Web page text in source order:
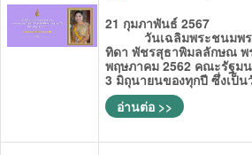
21 กุมภาพันธ์ 2567
วันเฉลิมพระชนมพรร
ทิดา พัชรสุธาพิมลลักษณ พ
พฤษภาคม 2562 คณะรัฐม
3 มิถุนายนของทุกปี ซึ่งเป็
อ่านต่อ >>